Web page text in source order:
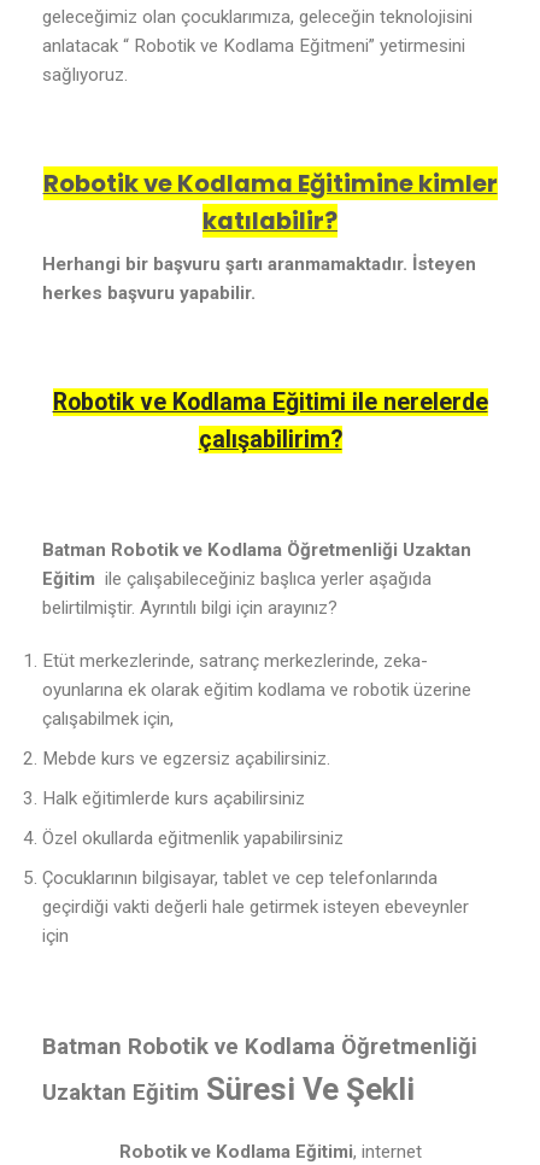
geleceğimiz olan çocuklarımıza, geleceğin teknolojisini
anlatacak “ Robotik ve Kodlama Eğitmeni” yetirmesini
sağlıyoruz.
Robotik ve Kodlama Eğitimine kimler
katılabilir?
Herhangi bir başvuru şartı aranmamaktadır. İsteyen
herkes başvuru yapabilir.
Robotik ve Kodlama Eğitimi ile nerelerde
çalışabilirim?
Batman Robotik ve Kodlama Öğretmenliği Uzaktan
Eğitim ile çalışabileceğiniz başlıca yerler aşağıda
belirtilmiştir. Ayrıntılı bilgi için arayınız?
Etüt merkezlerinde, satranç merkezlerinde, zeka-
oyunlarına ek olarak eğitim kodlama ve robotik üzerine
çalışabilmek için,
Mebde kurs ve egzersiz açabilirsiniz.
Halk eğitimlerde kurs açabilirsiniz
Özel okullarda eğitmenlik yapabilirsiniz
Çocuklarının bilgisayar, tablet ve cep telefonlarında
geçirdiği vakti değerli hale getirmek isteyen ebeveynler
için
Batman Robotik ve Kodlama Öğretmenliği
Uzaktan Eğitim Süresi Ve Şekli
Robotik ve Kodlama Eğitimi, internet